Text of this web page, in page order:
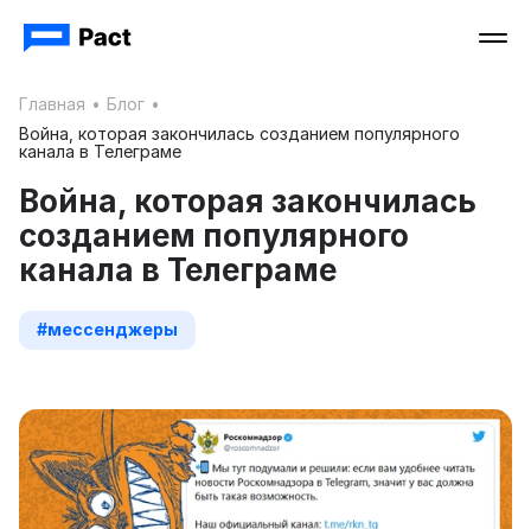
Главная • Блог •
Война, которая закончилась созданием популярного
канала в Телеграме
Война, которая закончилась
созданием популярного
канала в Телеграме
#мессенджеры